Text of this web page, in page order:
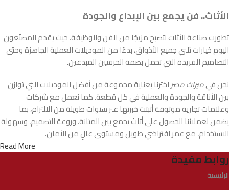
الأثاث.. فن يجمع بين الإبداع والجودة
تطورت صناعة الأثاث لتصبح مزيجًا من الفن والوظيفة، حيث يقدم المصنّعون
اليوم خيارات تلبي جميع الأذواق، بدءًا من الموديلات العملية الجاهزة وحتى
التصاميم الفريدة التي تحمل بصمة الحرفيين المبدعين.
نحن فيميراث مصراخترنا بعناية مجموعة من أفضل الموديلات التي توازن
بين الأناقة والجودة والعملية في كل قطعة. كما نعمل مع شركات
وعلامات تجارية موثوقة أثبتت خبرتها عبر سنوات طويلة من الالتزام، بما
يضمن لعملائنا الحصول على أثاث يجمع بين المتانة، وروعة التصميم، وسهولة
الاستخدام، مع عمر افتراضي طويل ومستوى عالٍ من الأمان.
Read More
روابط مفيدة
الرئيسية